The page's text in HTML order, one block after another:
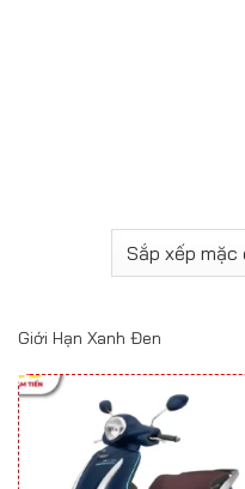
Giới Hạn Xanh Đen